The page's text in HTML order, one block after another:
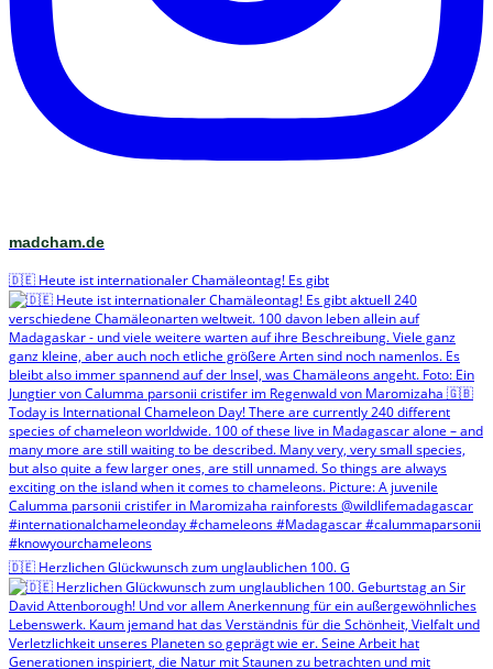
madcham.de
🇩🇪 Heute ist internationaler Chamäleontag! Es gibt
🇩🇪 Herzlichen Glückwunsch zum unglaublichen 100. G